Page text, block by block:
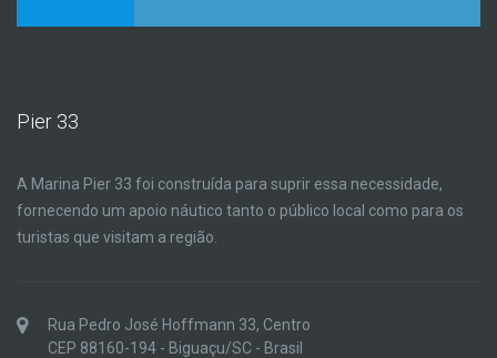
Pier 33
A Marina Pier 33 foi construída para suprir essa necessidade,
fornecendo um apoio náutico tanto o público local como para os
turistas que visitam a região.
Rua Pedro José Hoffmann 33, Centro
CEP 88160-194 - Biguaçu/SC - Brasil